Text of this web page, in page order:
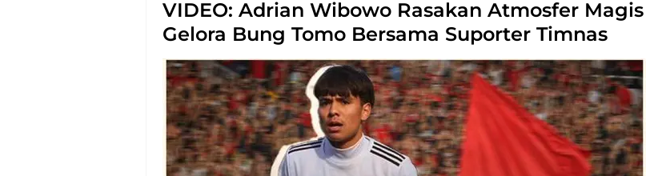
VIDEO: Adrian Wibowo Rasakan Atmosfer Magis
Gelora Bung Tomo Bersama Suporter Timnas
Indonesia